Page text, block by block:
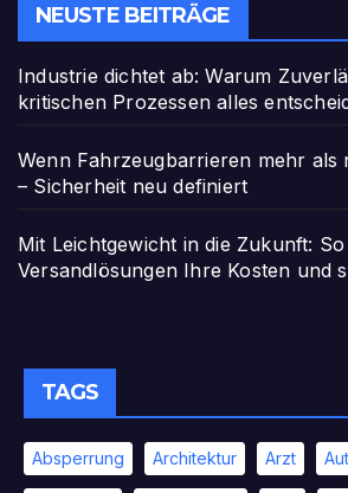
NEUSTE BEITRÄGE
Industrie dichtet ab: Warum
kritischen Prozessen alles
Wenn Fahrzeugbarrieren mehr als
– Sicherheit neu definiert
Mit Leichtgewicht in die Zukunft:
Versandlösungen Ihre Kosten und
TAGS
Absperrung Architektur Arzt